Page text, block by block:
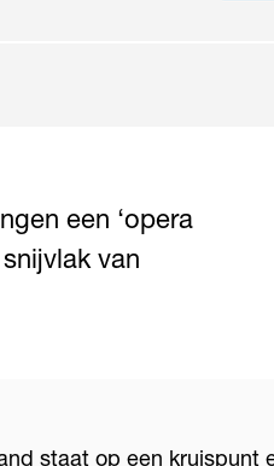
een ‘opera
van
staat op een kruispunt